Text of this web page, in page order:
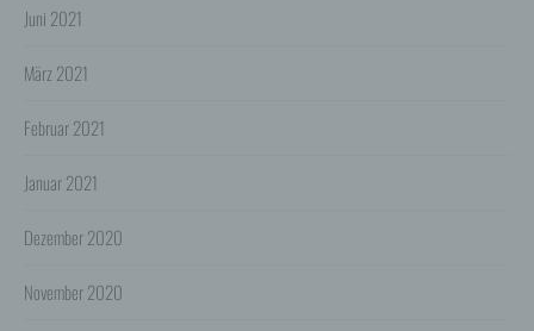
Juni 2021
März 2021
Februar 2021
Januar 2021
Dezember 2020
November 2020
der abgerufenen Webseite, Datei, Datum und Uhrzeit
des Abrufs, übertragene Datenmenge, Meldung über
Betriebssystem des Nutzers, Referrer URL (die zuvor
Person des Nutzers oder sonstiger Profilerstellung
entsprechend den gesetzlichen Bestimmungen nur für
der Sicherheit und der Optimierung unseres
aufgrund konkreter Anhaltspunkte der berechtigte